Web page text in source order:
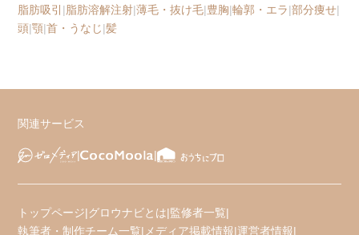
脂肪吸引 |脂肪溶解注射|薄毛・抜け毛|豊胸|輪郭・エラ|部分痩せ|
頭|顎|首・うなじ|髪
関連サービス
トップページ|グロウナビとは|監修者一覧|
執筆者・制作チーム一覧| メディア掲載情報|運営者情報|